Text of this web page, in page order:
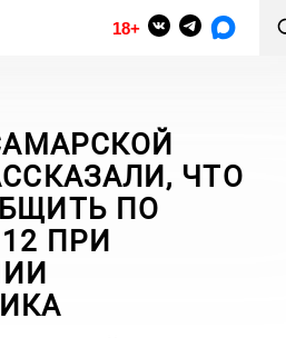
18+
ЧТО
ПО
ПРИ